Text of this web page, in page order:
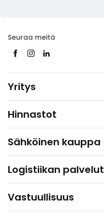
Seuraa meitä
Yritys
Hinnastot
Sähköinen kauppa
Logistiikan palvelut
Vastuullisuus